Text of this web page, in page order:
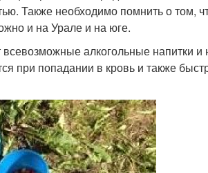
Также необходимо помнить о том,
и на Урале и на юге.
алкогольные напитки и
при попадании в кровь и также